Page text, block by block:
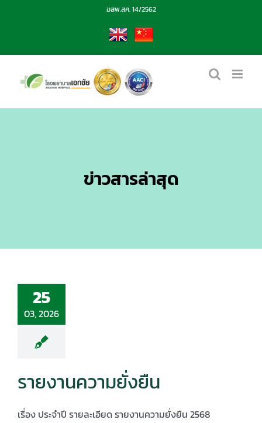
ฆสพ.สค. 14/2562
EN CN
ข่าวสารล่าสุด
25
03, 2026
รายงานความยั่งยืน
เรื่อง ประจำปี รายละเอียด รายงานความยั่งยืน 2568